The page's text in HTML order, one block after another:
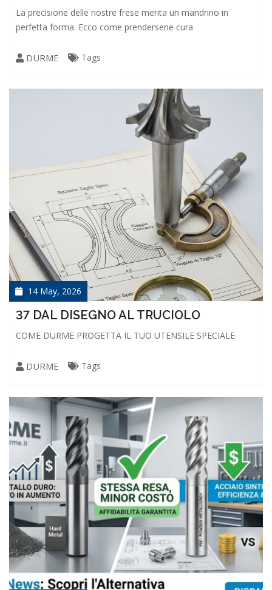
La precisione delle nostre frese merita un mandrino in
perfetta forma. Ecco come prendersene cura
DURME Tags
14 May, 2026
37 DAL DISEGNO AL TRUCIOLO
COME DURME PROGETTA IL TUO UTENSILE SPECIALE
DURME Tags